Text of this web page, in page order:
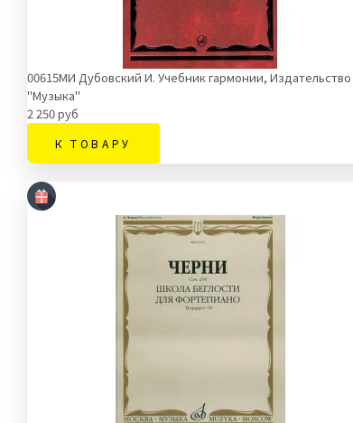
00615МИ Дубовский И. Учебник гармонии, Издательство
"Музыка"
2 250 руб
К ТОВАРУ